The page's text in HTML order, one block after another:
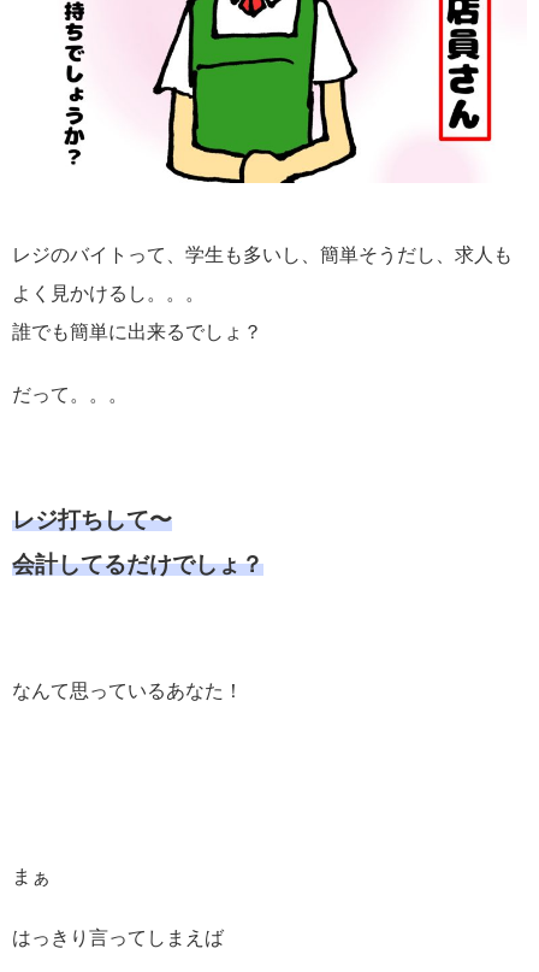
レジのバイトって、学生も多いし、簡単そうだし、求人も
よく見かけるし。。。
誰でも簡単に出来るでしょ？
だって。。。
レジ打ちして〜
会計してるだけでしょ？
なんて思っているあなた！
まぁ
はっきり言ってしまえば